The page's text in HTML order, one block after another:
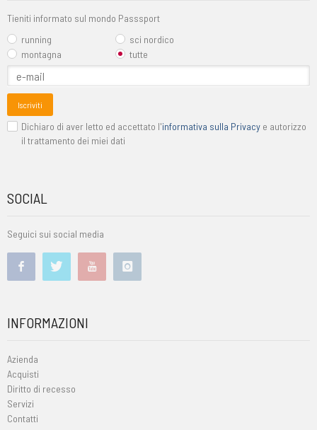
Tieniti informato sul mondo Passsport
running
sci nordico
montagna
tutte
Iscriviti
Dichiaro di aver letto ed accettato l'informativa sulla Privacy e autorizzo
il trattamento dei miei dati
SOCIAL
Seguici sui social media
INFORMAZIONI
Azienda
Acquisti
Diritto di recesso
Servizi
Contatti